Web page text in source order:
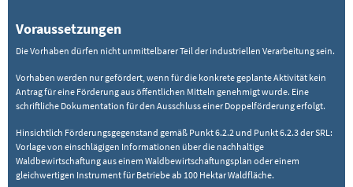
Voraussetzungen
Die Vorhaben dürfen nicht unmittelbarer Teil der industriellen Verarbeitung sein.
Vorhaben werden nur gefördert, wenn für die konkrete geplante Aktivität kein
Antrag für eine Förderung aus öffentlichen Mitteln genehmigt wurde. Eine
schriftliche Dokumentation für den Ausschluss einer Doppelförderung erfolgt.
Hinsichtlich Förderungsgegenstand gemäß Punkt 6.2.2 und Punkt 6.2.3 der SRL:
Vorlage von einschlägigen Informationen über die nachhaltige
Waldbewirtschaftung aus einem Waldbewirtschaftungsplan oder einem
gleichwertigen Instrument für Betriebe ab 100 Hektar Waldfläche.